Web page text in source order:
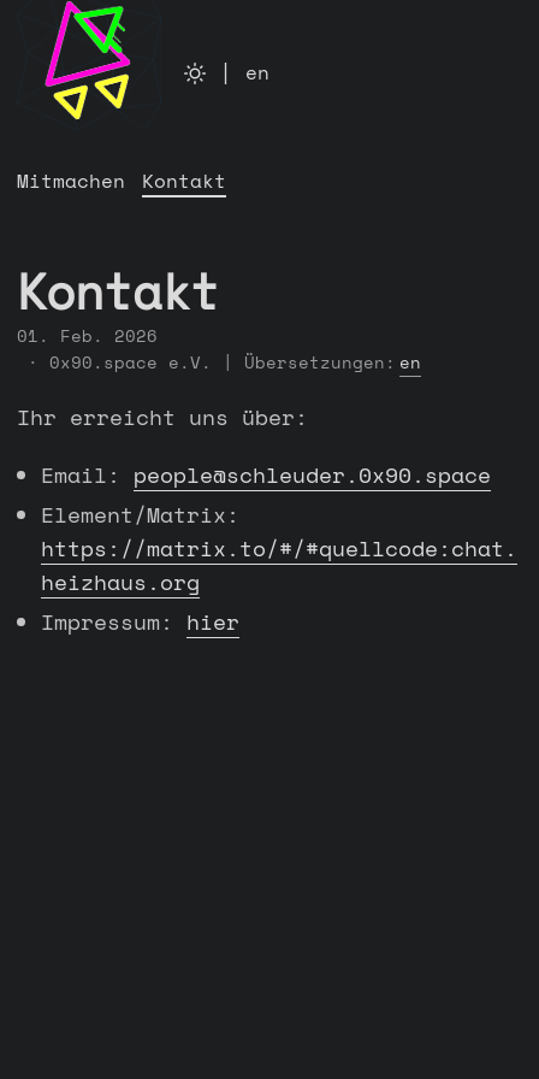
| en
Mitmachen Kontakt
Kontakt
01. Feb. 2026
· 0x90.space e.V. | Übersetzungen: en
Ihr erreicht uns über:
Email: people@schleuder.0x90.space
Element/Matrix:
https://matrix.to/#/#quellcode:chat.
heizhaus.org
Impressum: hier